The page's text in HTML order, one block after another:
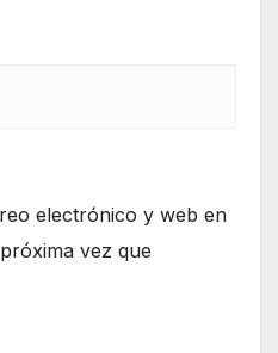
electrónico y web en
vez que